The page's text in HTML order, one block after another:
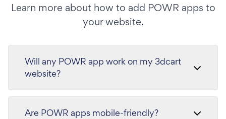
Learn more about how to add POWR apps to
your website.
Will any POWR app work on my 3dcart
website?
Are POWR apps mobile-friendly?